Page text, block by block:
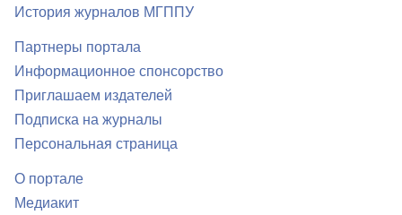
История журналов МГППУ
Партнеры портала
Информационное спонсорство
Приглашаем издателей
Подписка на журналы
Персональная страница
О портале
Медиакит